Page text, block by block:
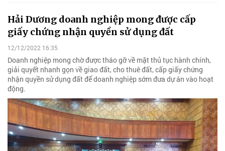
Hải Dương doanh nghiệp mong được cấp
giấy chứng nhận quyền sử dụng đất
12/12/2022 16:35
Doanh nghiệp mong chờ được tháo gỡ về mặt thủ tục hành chính,
giải quyết nhanh gọn về giao đất, cho thuê đất, cấp giấy chứng
nhận quyền sử dụng đất để doanh nghiệp sớm đưa dự án vào hoạt
động.